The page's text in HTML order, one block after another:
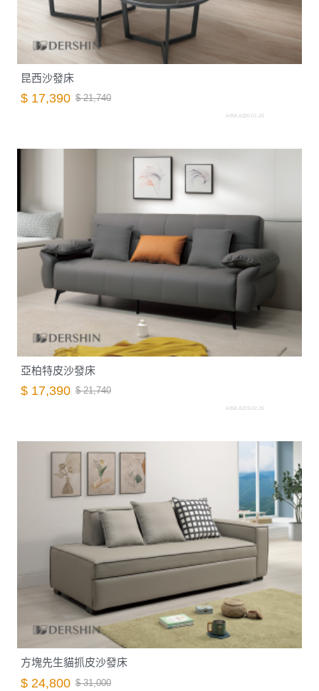
昆西沙發床
$ 17,390 $ 21,740
A058.A220-01.26
亞柏特皮沙發床
$ 17,390 $ 21,740
A058.A219-02.26
方塊先生貓抓皮沙發床
$ 24,800 $ 31,000